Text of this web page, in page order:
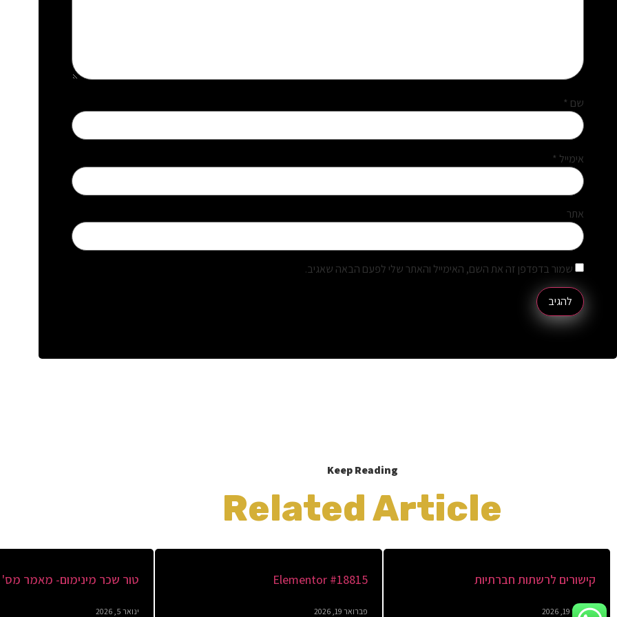
שם *
אימייל *
אתר
שמור בדפדפן זה את השם, האימייל והאתר שלי לפעם הבאה שאגיב.
Keep Reading
Related Article
קישורים לרשתות חברתיות
פברואר 19, 2026
Elementor #18815
פברואר 19, 2026
טור שכר מינימום- מאמר מס' 1
ינואר 5, 2026